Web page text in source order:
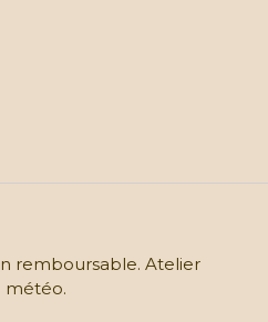
remboursable. Atelier
météo.